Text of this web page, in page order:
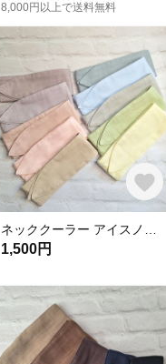
8,000円以上で送料無料
1,500円